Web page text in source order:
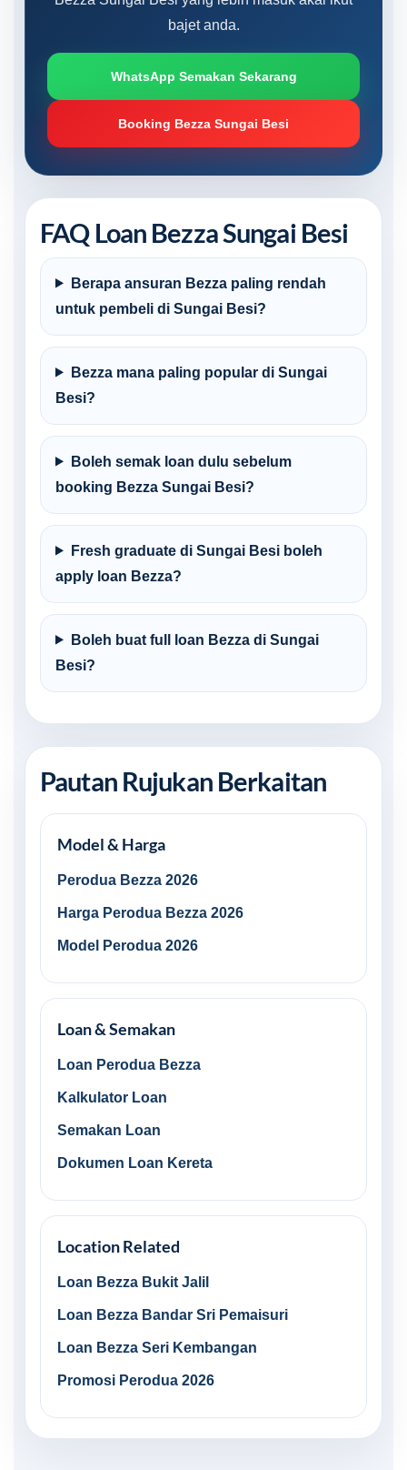
bajet anda.
WhatsApp Semakan Sekarang
Booking Bezza Sungai Besi
FAQ Loan Bezza Sungai Besi
Berapa ansuran Bezza paling rendah
untuk pembeli di Sungai Besi?
Bezza mana paling popular di Sungai
Besi?
Boleh semak loan dulu sebelum
booking Bezza Sungai Besi?
Fresh graduate di Sungai Besi boleh
apply loan Bezza?
Boleh buat full loan Bezza di Sungai
Besi?
Pautan Rujukan Berkaitan
Model & Harga
Perodua Bezza 2026
Harga Perodua Bezza 2026
Model Perodua 2026
Loan & Semakan
Loan Perodua Bezza
Kalkulator Loan
Semakan Loan
Dokumen Loan Kereta
Location Related
Loan Bezza Bukit Jalil
Loan Bezza Bandar Sri Pemaisuri
Loan Bezza Seri Kembangan
Promosi Perodua 2026